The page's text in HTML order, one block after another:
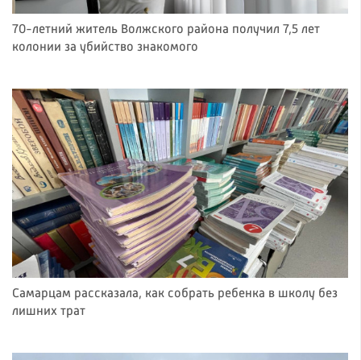
70-летний житель Волжского района получил 7,5 лет
колонии за убийство знакомого
Самарцам рассказала, как собрать ребенка в школу без
лишних трат